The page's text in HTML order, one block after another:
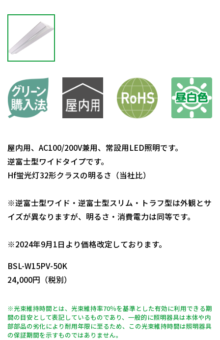
屋内用、AC100/200V兼用、常設用LED照明です。
逆富士型ワイドタイプです。
Hf蛍光灯32形クラスの明るさ（当社比）
※逆富士型ワイド・逆富士型スリム・トラフ型は外観とサ
イズが異なりますが、明るさ・消費電力は同等です。
※2024年9月1日より価格改定しております。
BSL-W15PV-50K
24,000円（税別）
※光束維持時間とは、光束維持率70％を基準とした有効に利用できる期
間の目安として表記しているものであり、一般的に照明器具は本体や内
部部品の劣化により耐用年限に至るため、この光束維持時間は照明器具
の保証期間を示すものではありません。